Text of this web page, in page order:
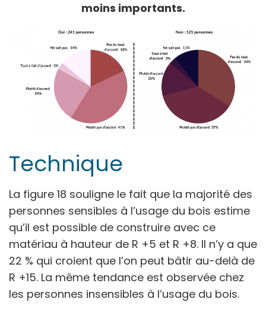
moins importants.
Technique
La figure 18 souligne le fait que la majorité des
personnes sensibles à l’usage du bois estime
qu’il est possible de construire avec ce
matériau à hauteur de R +5 et R +8. Il n’y a que
22 % qui croient que l’on peut bâtir au-delà de
R +15. La même tendance est observée chez
les personnes insensibles à l’usage du bois.